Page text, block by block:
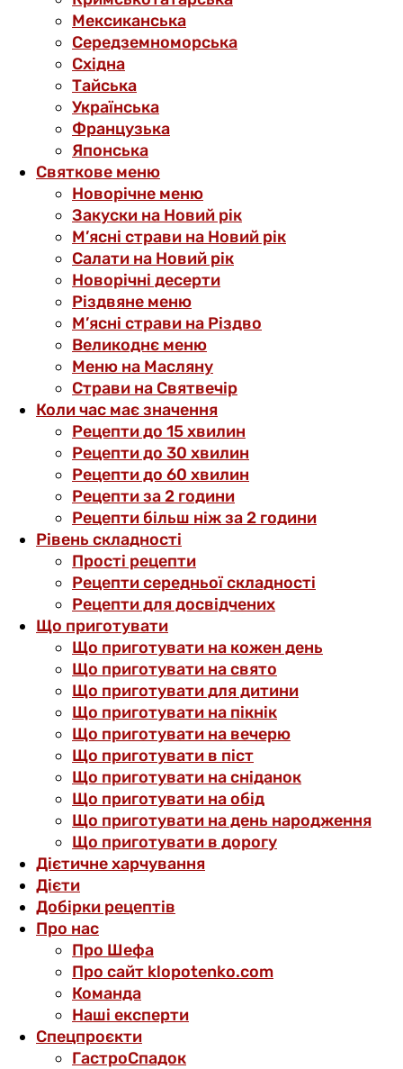
Мексиканська
Середземноморська
Східна
Тайська
Українська
Французька
Японська
Святкове меню
Новорічне меню
Закуски на Новий рік
М’ясні страви на Новий рік
Салати на Новий рік
Новорічні десерти
Різдвяне меню
М’ясні страви на Різдво
Великоднє меню
Меню на Масляну
Страви на Святвечір
Коли час має значення
Рецепти до 15 хвилин
Рецепти до 30 хвилин
Рецепти до 60 хвилин
Рецепти за 2 години
Рецепти більш ніж за 2 години
Рівень складності
Прості рецепти
Рецепти середньої складності
Рецепти для досвідчених
Що приготувати
Що приготувати на кожен день
Що приготувати на свято
Що приготувати для дитини
Що приготувати на пікнік
Що приготувати на вечерю
Що приготувати в піст
Що приготувати на сніданок
Що приготувати на обід
Що приготувати на день народження
Що приготувати в дорогу
Дієтичне харчування
Дієти
Добірки рецептів
Про нас
Про Шефа
Про сайт klopotenko.com
Команда
Наші експерти
Спецпроєкти
ГастроСпадок